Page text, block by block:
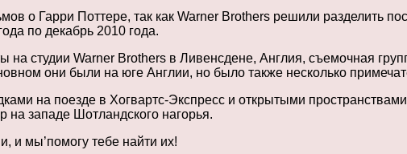
о Гарри Поттере, так как Warner Brothers решили разделить
по декабрь 2010 года.
студии Warner Brothers в Ливенсдене, Англия, съемочная
они были на юге Англии, но было также несколько
на поезде в Хогвартс-Экспресс и открытыми
западе Шотландского нагорья.
и мы’помогу тебе найти их!